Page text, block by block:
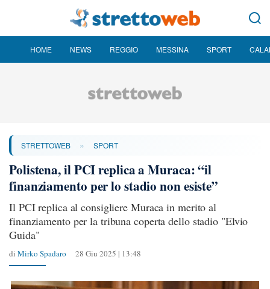
HOME NEWS REGGIO MESSINA SPORT
STRETTOWEB » SPORT
Polistena, il PCI replica a Muraca: “il
finanziamento per lo stadio non esiste”
Il PCI replica al consigliere Muraca in merito al
finanziamento per la tribuna coperta dello stadio "Elvio
Guida"
di Mirko Spadaro 28 Giu 2025 | 13:48